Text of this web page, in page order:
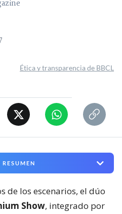
Ética y transparencia de BBCL
RESUMEN
de los escenarios, el dúo
Show, integrado por